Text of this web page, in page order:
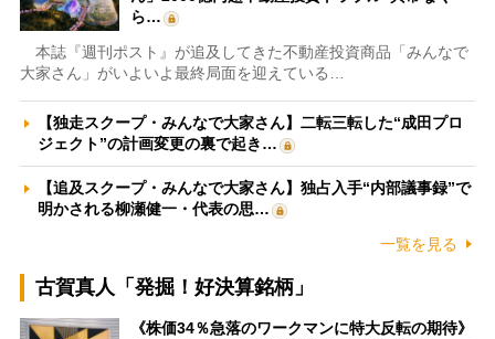
ら…
本誌『週刊ポスト』が追及してきた不動産投資商品「みんなで
大家さん」がいよいよ最終局面を迎えている…
【独走スクープ・みんなで大家さん】二転三転した“成田プロ
ジェクト”の計画変更の裏で起き…
【追及スクープ・みんなで大家さん】独占入手“内部議事録”で
明かされる柳瀬健一・代表の思…
一覧を見る
古賀真人「発掘！好決算銘柄」
《株価34％急落のワークマンに特大反転の期待》